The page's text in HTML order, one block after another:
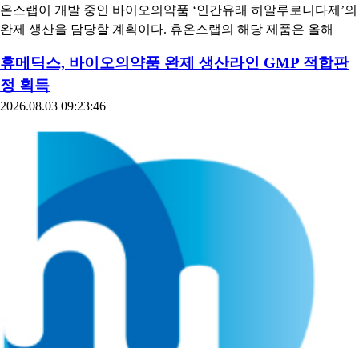
온스랩이 개발 중인 바이오의약품 ‘인간유래 히알루로니다제’의
완제 생산을 담당할 계획이다. 휴온스랩의 해당 제품은 올해
휴메딕스, 바이오의약품 완제 생산라인 GMP 적합판
정 획득
2026.08.03 09:23:46